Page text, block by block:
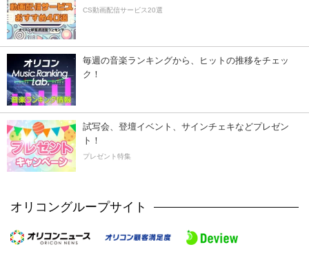
CS動画配信サービス20選
毎週の音楽ランキングから、ヒットの推移をチェッ
ク！
試写会、登壇イベント、サインチェキなどプレゼン
ト！
プレゼント特集
オリコングループサイト